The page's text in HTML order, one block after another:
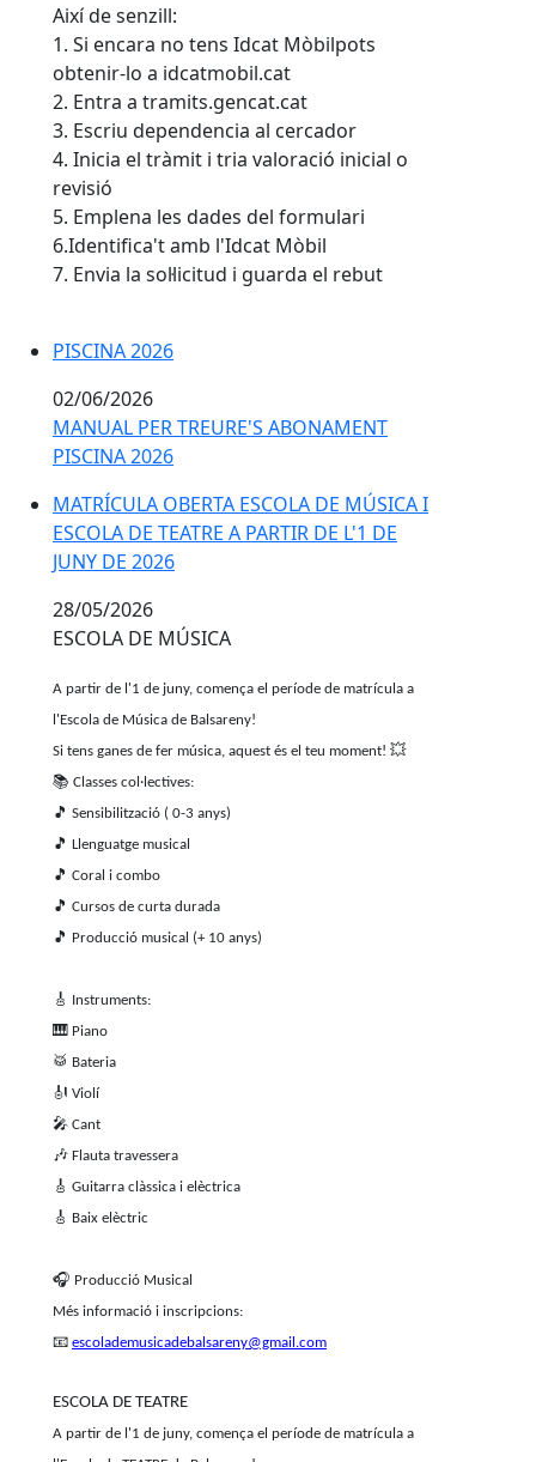
Així de senzill:
1. Si encara no tens Idcat Mòbilpots
obtenir-lo a idcatmobil.cat
2. Entra a tramits.gencat.cat
3. Escriu dependencia al cercador
4. Inicia el tràmit i tria valoració inicial o
revisió
5. Emplena les dades del formulari
6.Identifica't amb l'Idcat Mòbil
7. Envia la sol·licitud i guarda el rebut
PISCINA 2026
PISCINA 2026
02/06/2026
MANUAL PER TREURE'S ABONAMENT
PISCINA 2026
MATRÍCULA OBERTA ESCOLA DE MÚSICA I ESCOLA
MATRÍCULA OBERTA ESCOLA DE MÚSICA I
ESCOLA DE TEATRE A PARTIR DE L'1 DE
JUNY DE 2026
28/05/2026
ESCOLA DE MÚSICA
A partir de l'1 de juny, comença el període de matrícula a
l'Escola de Música de Balsareny!
Si tens ganes de fer música, aquest és el teu moment! 💥
📚 Classes col·lectives:
🎵 Sensibilització ( 0-3 anys)
🎵 Llenguatge musical
🎵 Coral i combo
🎵 Cursos de curta durada
🎵 Producció musical (+ 10 anys)
🎸 Instruments:
🎹 Piano
🥁 Bateria
🎻 Violí
🎤 Cant
🎶 Flauta travessera
🎸 Guitarra clàssica i elèctrica
🎸 Baix elèctric
🎧 Producció Musical
Més informació i inscripcions:
📧 escolademusicadebalsareny@gmail.com
ESCOLA DE TEATRE
A partir de l'1 de juny, comença el període de matrícula a